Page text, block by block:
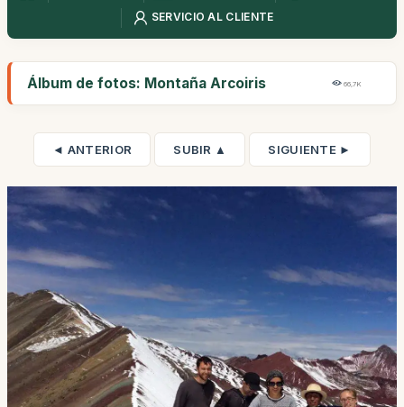
SERVICIO AL CLIENTE
Álbum de fotos: Montaña Arcoiris 66,7K
◄ ANTERIOR SUBIR ▲ SIGUIENTE ►